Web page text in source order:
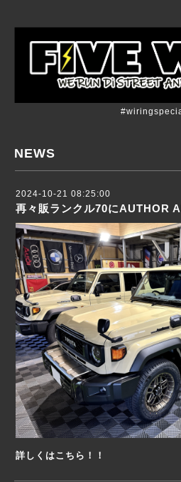
NEWS
2024-10-21 08:25:00
再々販ランクル70にAUTHOR
詳しくはこちら！！